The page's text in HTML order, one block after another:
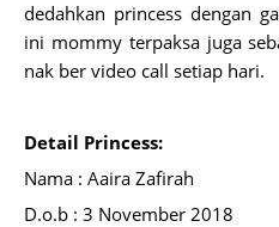
dedahkan princess dengan
ini mommy terpaksa juga
nak ber video call setiap hari.
Detail Princess:
Nama : Aaira Zafirah
D.o.b : 3 November 2018